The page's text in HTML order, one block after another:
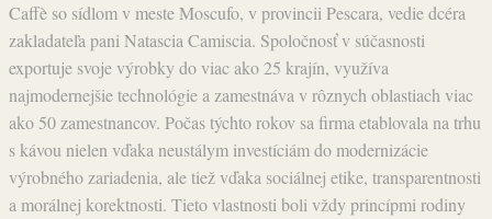
Caffè so sídlom v meste Moscufo, v provincii Pescara, vedie dcéra
zakladateľa pani Natascia Camiscia. Spoločnosť v súčasnosti
exportuje svoje výrobky do viac ako 25 krajín, využíva
najmodernejšie technológie a zamestnáva v rôznych oblastiach viac
ako 50 zamestnancov. Počas týchto rokov sa firma etablovala na trhu
s kávou nielen vďaka neustálym investíciám do modernizácie
výrobného zariadenia, ale tiež vďaka sociálnej etike, transparentnosti
a morálnej korektnosti. Tieto vlastnosti boli vždy princípmi rodiny